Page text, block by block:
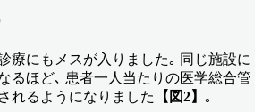
療にもメスが入りました｡ 同じ施設に
るほど､ 患者一人当たりの医学総合管
れるようになりました
【図2】 ｡